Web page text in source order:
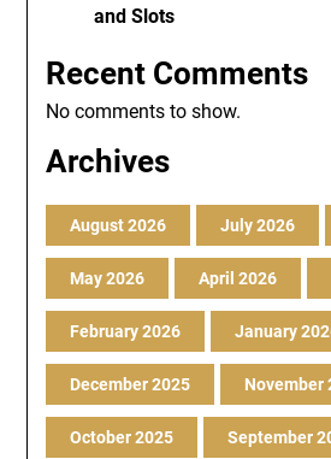
and Slots
Recent Comments
No comments to show.
Archives
August 2026 July 2026
May 2026 April 2026
February 2026 January
December 2025 November
October 2025 September